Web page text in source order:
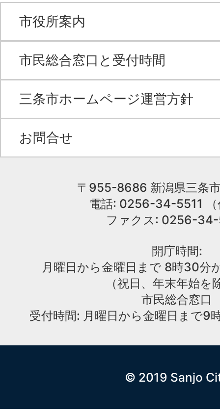
市役所案内
市民総合窓口と受付時間
三条市ホームページ運営方針
お問合せ
〒955-8686 新潟県三条
電話: 0256-34-5511
ファクス: 0256-
開庁時間:
月曜日から金曜日まで 8時30分
（祝日、年末年始を
市民総合窓口
受付時間: 月曜日から金曜日まで9
© 2019 Sanjo